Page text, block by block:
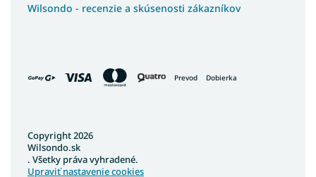
Wilsondo - recenzie a skúsenosti zákazníkov
Prevod Dobierka
Copyright 2026
Wilsondo.sk
. Všetky práva vyhradené.
Upraviť nastavenie cookies